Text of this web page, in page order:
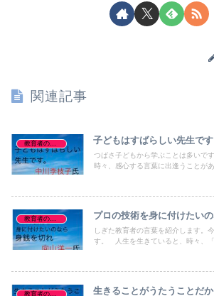
関連記事
教育者の名言、格言 子どもはすばらしい先生です
つばさ子どもから学ぶことは多いで
時々、感心する言葉に出逢うことがあ
教育者の名言、格言 プロの技術を身に付けたい
しぎた教育者の言葉を紹介します。
す。 人生を生きていると、時々、「
生きることがうたうことだ